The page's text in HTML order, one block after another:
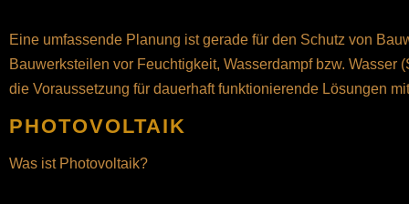
Eine umfassende Planung ist gerade für den Schutz von
Bauwerksteilen vor Feuchtigkeit, Wasserdampf bzw. Wasser
die Voraussetzung für dauerhaft funktionierende Lösungen
PHOTOVOLTAIK
Was ist Photovoltaik?